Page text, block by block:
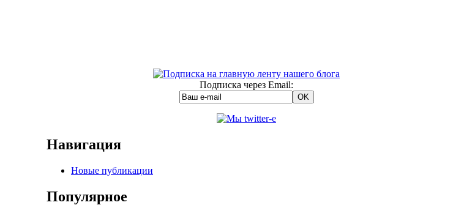
Подписка через Email:
Навигация
Новые публикации
Популярное